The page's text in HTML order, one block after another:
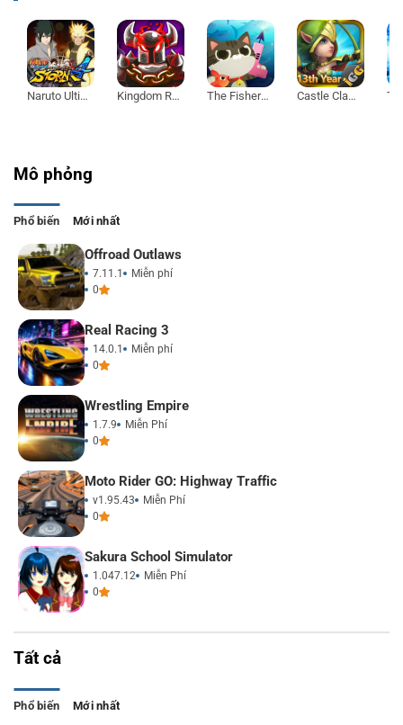
Naruto Ultimate Ninja Storm 4 Kingdom Rush Vengeance The Fishercat Castle Clash
Mô phỏng
Phổ biến Mới nhất
Offroad Outlaws
7.11.1
Miễn phí
0
Real Racing 3
14.0.1
Miễn phí
0
Wrestling Empire
1.7.9
Miễn Phí
0
Moto Rider GO: Highway Traffic
v1.95.43
Miễn Phí
0
Sakura School Simulator
1.047.12
Miễn Phí
0
Tất cả
Phổ biến Mới nhất